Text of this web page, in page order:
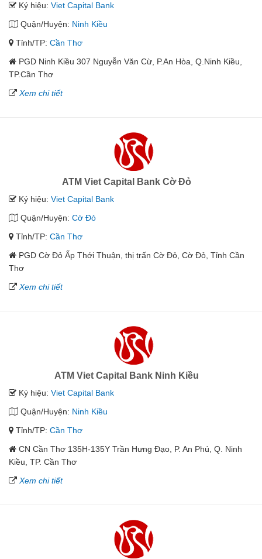
Ký hiệu: Viet Capital Bank
Quận/Huyện: Ninh Kiều
Tỉnh/TP: Cần Thơ
PGD Ninh Kiều 307 Nguyễn Văn Cừ, P.An Hòa, Q.Ninh Kiều,
TP.Cần Thơ
Xem chi tiết
ATM Viet Capital Bank Cờ Đỏ
Ký hiệu: Viet Capital Bank
Quận/Huyện: Cờ Đỏ
Tỉnh/TP: Cần Thơ
PGD Cờ Đỏ Ấp Thới Thuận, thị trấn Cờ Đỏ, Cờ Đỏ, Tỉnh Cần
Thơ
Xem chi tiết
ATM Viet Capital Bank Ninh Kiều
Ký hiệu: Viet Capital Bank
Quận/Huyện: Ninh Kiều
Tỉnh/TP: Cần Thơ
CN Cần Thơ 135H-135Y Trần Hưng Đạo, P. An Phú, Q. Ninh
Kiều, TP. Cần Thơ
Xem chi tiết